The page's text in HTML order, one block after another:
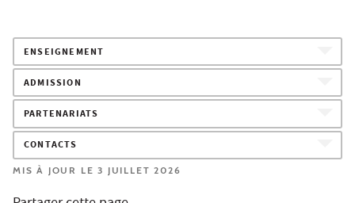
ENSEIGNEMENT
ADMISSION
PARTENARIATS
CONTACTS
MIS À JOUR LE 3 JUILLET 2026